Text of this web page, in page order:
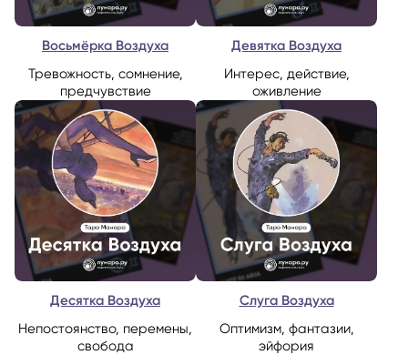
Восьмёрка Воздуха
Тревожность, сомнение,
предчувствие
Девятка Воздуха
Интерес, действие,
оживление
Десятка Воздуха
Непостоянство, перемены,
свобода
Слуга Воздуха
Оптимизм, фантазии,
эйфория